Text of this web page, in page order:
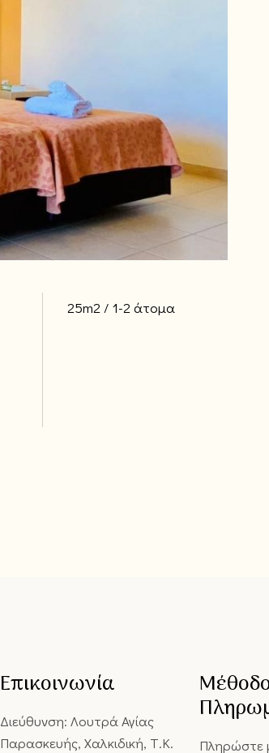
25m2 1-2 άτομα
Επικοινωνία
Διεύθυνση: Λουτρά Αγίας
Παρασκευής, Χαλκιδική, Τ.Κ.
Πληρώστε